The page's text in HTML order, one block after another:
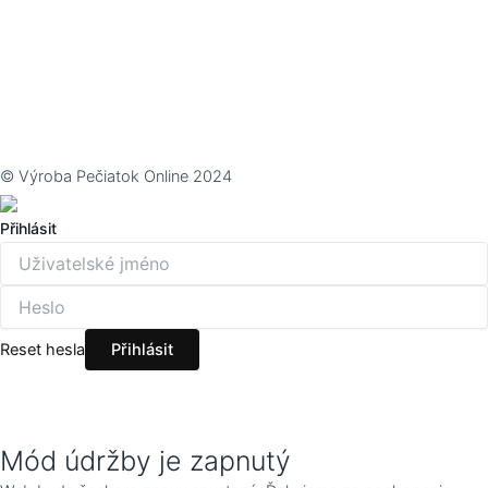
Mód údržby je zapnutý
© Výroba Pečiatok Online 2024
Přihlásit
Reset hesla